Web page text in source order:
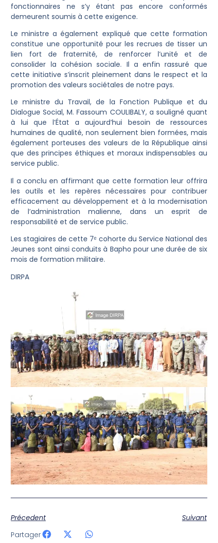
fonctionnaires ne s’y étant pas encore conformés
demeurent soumis à cette exigence.
Le ministre a également expliqué que cette formation
constitue une opportunité pour les recrues de tisser un
lien fort de fraternité, de renforcer l’unité et de
consolider la cohésion sociale. Il a enfin rassuré que
cette initiative s’inscrit pleinement dans le respect et la
promotion des valeurs sociétales de notre pays.
Le ministre du Travail, de la Fonction Publique et du
Dialogue Social, M. Fassoum COULIBALY, a souligné quant
à lui que l’État a aujourd’hui besoin de ressources
humaines de qualité, non seulement bien formées, mais
également porteuses des valeurs de la République ainsi
que des principes éthiques et moraux indispensables au
service public.
Il a conclu en affirmant que cette formation leur offrira
les outils et les repères nécessaires pour contribuer
efficacement au développement et à la modernisation
de l’administration malienne, dans un esprit de
responsabilité et de service public.
Les stagiaires de cette 7ᵉ cohorte du Service National des
Jeunes sont ainsi conduits à Bapho pour une durée de six
mois de formation militaire.
DIRPA
Précedent
Suivant
Partager